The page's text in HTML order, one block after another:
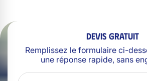
Devis gratuit
Remplissez le formulaire ci-
une réponse rapide, sans